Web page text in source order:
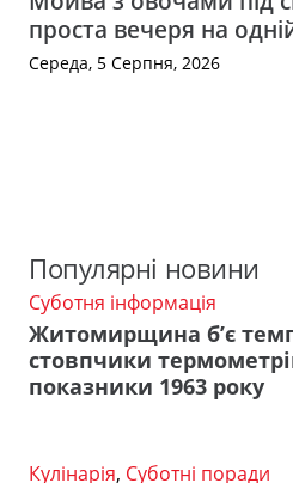
проста вечеря на
Середа, 5 Серпня, 2026
Популярні новини
Суботня інформація
Житомирщина б’є
стовпчики
показники 1963 року
Кулінарія, Суботні поради